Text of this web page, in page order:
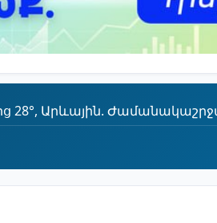
Արևային.